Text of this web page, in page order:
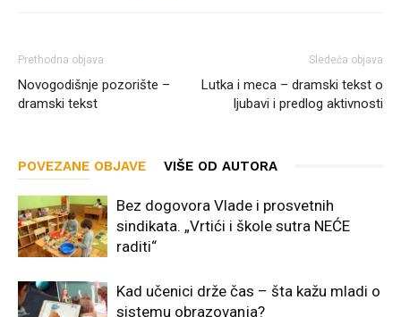
Prethodna objava
Novogodišnje pozorište –
dramski tekst
Sledeća objava
Lutka i meca – dramski tekst o
ljubavi i predlog aktivnosti
POVEZANE OBJAVE VIŠE OD AUTORA
Bez dogovora Vlade i prosvetnih
sindikata. „Vrtići i škole sutra NEĆE
raditi“
Kad učenici drže čas – šta kažu mladi o
sistemu obrazovanja?